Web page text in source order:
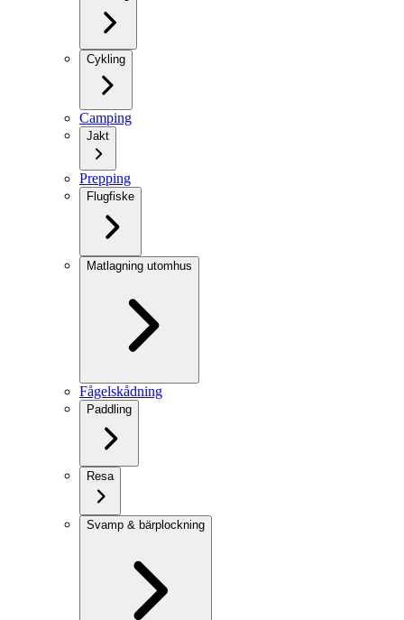
Cykling
Camping
Jakt
Prepping
Flugfiske
Matlagning utomhus
Fågelskådning
Paddling
Resa
Svamp & bärplockning